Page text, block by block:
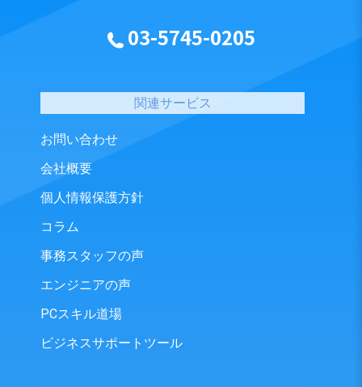
03-5745-0205
関連サービス
お問い合わせ
会社概要
個人情報保護方針
コラム
事務スタッフの声
エンジニアの声
PCスキル道場
ビジネスサポートツール